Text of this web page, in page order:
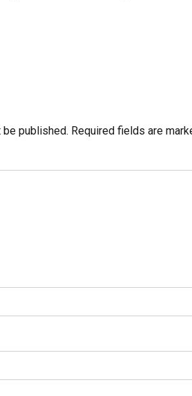
published. Required fields are